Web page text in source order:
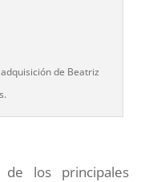
de Beatriz
los principales